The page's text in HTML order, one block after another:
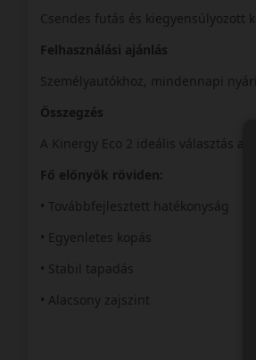
Csendes futás és kiegyensúlyozott
Felhasználási ajánlás
Személyautókhoz, mindennapi
Összegzés
A Kinergy Eco 2 ideális választás a
Fő előnyök röviden:
• Továbbfejlesztett hatékonyság
• Egyenletes kopás
• Stabil tapadás
• Alacsony zajszint